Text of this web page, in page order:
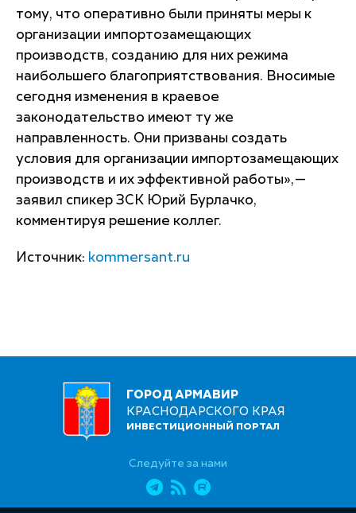
тому, что оперативно были приняты меры к
организации импортозамещающих
производств, созданию для них режима
наибольшего благоприятствования. Вносимые
сегодня изменения в краевое
законодательство имеют ту же
направленность. Они призваны создать
условия для организации импортозамещающих
производств и их эффективной работы»,—
заявил спикер ЗСК Юрий Бурлачко,
комментируя решение коллег.
Источник: kommersant.ru
ГОРОД АРМАВИР
КРАСНОДАРСКОГО КРАЯ
ИНВЕСТИЦИОННЫЙ ПОРТАЛ
Следуйте за нами